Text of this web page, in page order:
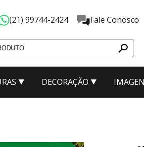
(21) 99744-2424 Fale Conosco
DECORAÇÃO